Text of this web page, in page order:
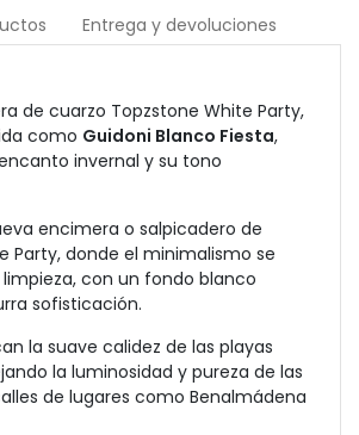
Entrega y devoluciones
de cuarzo Topzstone White Party,
como Guidoni Blanco Fiesta,
invernal y su tono
encimera o salpicadero de
Party, donde el minimalismo se
con un fondo blanco
sofisticación.
la suave calidez de las playas
la luminosidad y pureza de las
de lugares como Benalmádena